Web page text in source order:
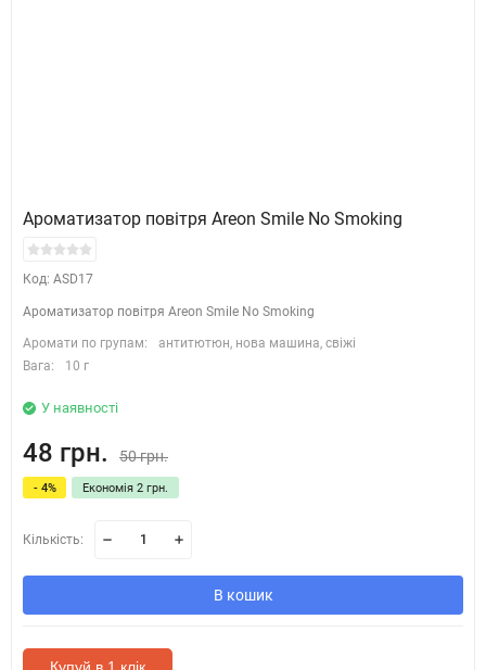
Ароматизатор повітря Areon Smile No Smoking
Код: ASD17
Ароматизатор повітря Areon Smile No Smoking
Аромати по групам:
антитютюн, нова машина, свіжі
Вага:
10 г
У наявності
48 грн. 50 грн.
- 4% Економія 2 грн.
Кількість:
В кошик